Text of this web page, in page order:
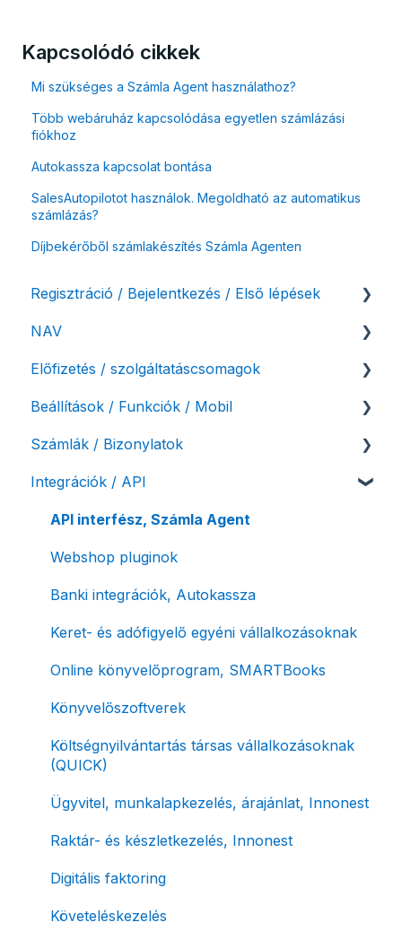
Kapcsolódó cikkek
Mi szükséges a Számla Agent használathoz?
Több webáruház kapcsolódása egyetlen számlázási
fiókhoz
Autokassza kapcsolat bontása
SalesAutopilotot használok. Megoldható az automatikus
számlázás?
Díjbekérőből számlakészítés Számla Agenten
Regisztráció / Bejelentkezés / Első lépések
Felhasználó beállításai
Számlázási fiók kezdő beállításai, első lépések
NAV
NAV online adatszolgáltatás
Adóhatósági ellenőrzés adatszolgáltatás
NAV pénztárgép feladás (PTGSZLAH)
Számlaverzum
Előfizetés / szolgáltatáscsomagok
Szolgáltatáscsomag kiválasztása
Szolgáltatáscsomag módosítása
Fiók / felhasználó törlése
Díjfizetés / díjtartozás / korlátozás
Fizetési módok
Beállítások / Funkciók / Mobil
Számlakészítés
Mobilapplikáció / MostSzámlázz
Bejövő számlák és vevői fiók
Tömeges számlagenerálás
Tömeges-, és csoportos műveletek
Megbízott számlakibocsátás / Önszámlázás
Online fizetési megoldások
Archiválás
Postai szolgáltatás
Számlák / Bizonylatok
Sztornó-, és helyesbítő számla
Díjbekérő, szállítólevél
Előlegszámla, végszámla
E-számla
Nyugta / e-nyugta
Devizás és idegen nyelvű számlázás
Számla piszkozat
Ismétlődő számlázás
Integrációk / API
API interfész, Számla Agent
Webshop pluginok
Banki integrációk, Autokassza
Keret- és adófigyelő egyéni vállalkozásoknak
Online könyvelőprogram, SMARTBooks
Könyvelőszoftverek
Költségnyilvántartás társas vállalkozásoknak
(QUICK)
Ügyvitel, munkalapkezelés, árajánlat, Innonest
Raktár- és készletkezelés, Innonest
Digitális faktoring
Követeléskezelés